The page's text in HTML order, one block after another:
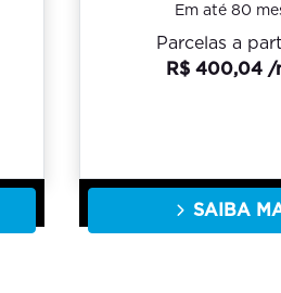
Em até 80
Parcelas a
R$ 400,04 /
SAIBA